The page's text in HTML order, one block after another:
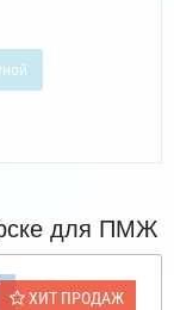
для ПМЖ
ХИТ ПРОДАЖ